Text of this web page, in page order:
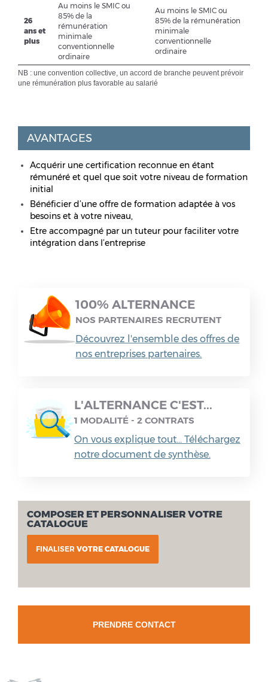
26
ans et
plus
Au moins le SMIC ou
85% de la
rémunération
minimale
conventionnelle
ordinaire
Au moins le SMIC ou
85% de la rémunération
minimale
conventionnelle
ordinaire
NB : une convention collective, un accord de branche peuvent prévoir
une rémunération plus favorable au salarié
AVANTAGES
Acquérir une certification reconnue en étant
rémunéré et quel que soit votre niveau de formation
initial
Bénéficier d’une offre de formation adaptée à vos
besoins et à votre niveau,
Etre accompagné par un tuteur pour faciliter votre
intégration dans l’entreprise
100% ALTERNANCE
NOS PARTENAIRES RECRUTENT
Découvrez l'ensemble des offres de
nos entreprises partenaires.
L'ALTERNANCE C'EST...
1 MODALITÉ - 2 CONTRATS
On vous explique tout... Téléchargez
notre document de synthèse.
COMPOSER ET PERSONNALISER VOTRE
CATALOGUE
FINALISER VOTRE CATALOGUE
PRENDRE CONTACT